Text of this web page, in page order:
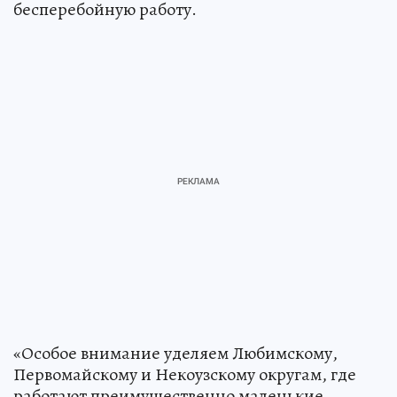
бесперебойную работу.
«Особое внимание уделяем Любимскому,
Первомайскому и Некоузскому округам, где